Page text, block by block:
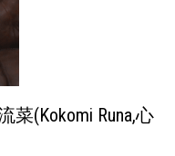
(Kokomi Runa,心